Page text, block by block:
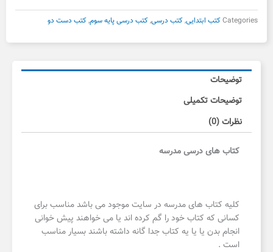
سوم
دست
دوم
Categoriesکتب ابتدایی,کتب درسی,کتب درسی پایه سوم,کتب دست دو
توضیحات
توضیحات تکمیلی
نظرات (0)
کتاب های درسی مدرسه
کلیه کتاب های مدرسه در سایت موجود می باشد مناسب برای
کسانی که کتاب خود را گم کرده اند یا می خواهند پیش خوانی
انجام بدن یا یا یه کتاب جدا گانه داشته باشند بسیار مناسب
است .